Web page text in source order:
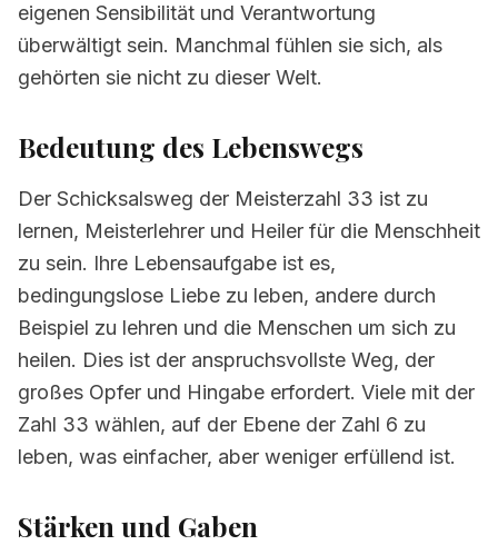
eigenen Sensibilität und Verantwortung
überwältigt sein. Manchmal fühlen sie sich, als
gehörten sie nicht zu dieser Welt.
Bedeutung des Lebenswegs
Der Schicksalsweg der Meisterzahl 33 ist zu
lernen, Meisterlehrer und Heiler für die Menschheit
zu sein. Ihre Lebensaufgabe ist es,
bedingungslose Liebe zu leben, andere durch
Beispiel zu lehren und die Menschen um sich zu
heilen. Dies ist der anspruchsvollste Weg, der
großes Opfer und Hingabe erfordert. Viele mit der
Zahl 33 wählen, auf der Ebene der Zahl 6 zu
leben, was einfacher, aber weniger erfüllend ist.
Stärken und Gaben